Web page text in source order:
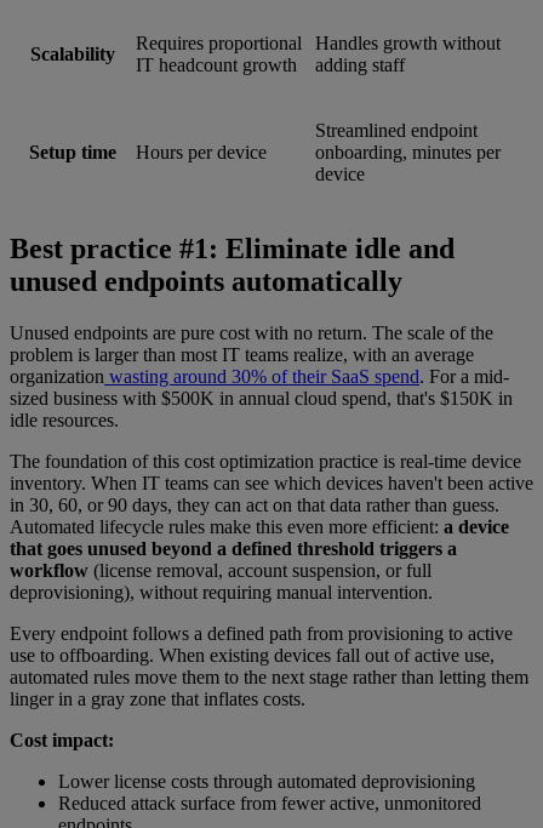
Scalability
Requires proportional
IT headcount growth
Handles growth without
adding staff
Setup time Hours per device
Streamlined endpoint
onboarding, minutes per
device
Best practice #1: Eliminate idle and
unused endpoints automatically
Unused endpoints are pure cost with no return. The scale of the
problem is larger than most IT teams realize, with an average
organization wasting around 30% of their SaaS spend. For a mid-
sized business with $500K in annual cloud spend, that's $150K in
idle resources.
The foundation of this cost optimization practice is real-time device
inventory. When IT teams can see which devices haven't been active
in 30, 60, or 90 days, they can act on that data rather than guess.
Automated lifecycle rules make this even more efficient: a device
that goes unused beyond a defined threshold triggers a
workflow (license removal, account suspension, or full
deprovisioning), without requiring manual intervention.
Every endpoint follows a defined path from provisioning to active
use to offboarding. When existing devices fall out of active use,
automated rules move them to the next stage rather than letting them
linger in a gray zone that inflates costs.
Cost impact:
Lower license costs through automated deprovisioning
Reduced attack surface from fewer active, unmonitored